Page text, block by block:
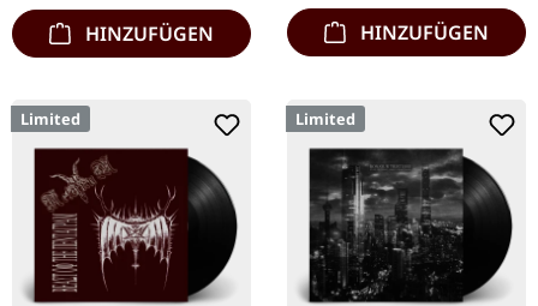
HINZUFÜGEN HINZUFÜGEN
Limited Limited